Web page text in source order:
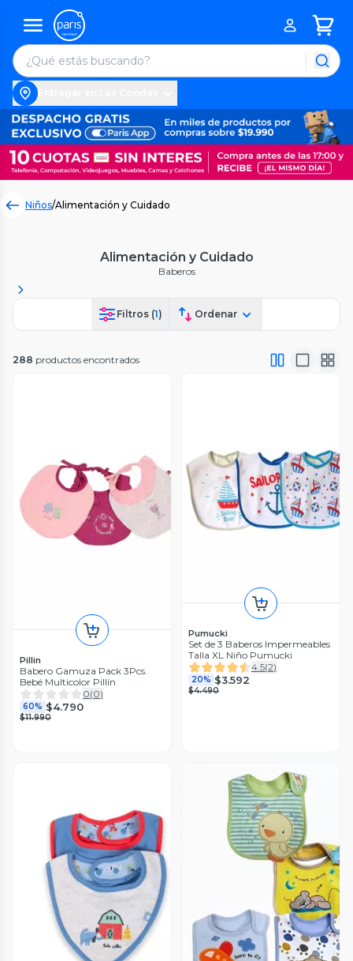
Niños/Alimentación y Cuidado
Alimentación y Cuidado
Baberos
Filtros (1) Ordenar
288 productos encontrados
Pillin
Babero Gamuza Pack 3Pcs.
Bebé Multicolor Pillín
0(0)
60% $4.790
$11.990
Pumucki
Set de 3 Baberos Impermeables
Talla XL Niño Pumucki
4.5(2)
20% $3.592
$4.490